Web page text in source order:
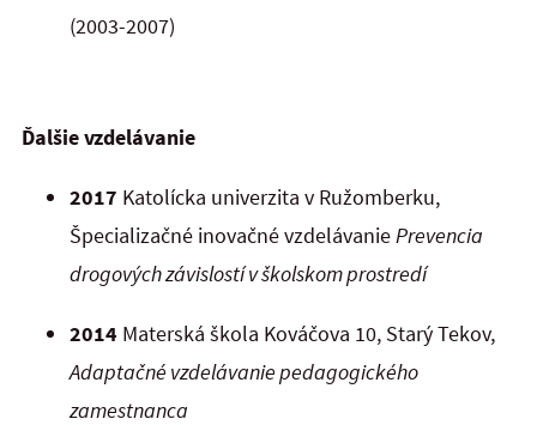
(2003-2007)
Ďalšie vzdelávanie
2017 Katolícka univerzita v Ružomberku,
Špecializačné inovačné vzdelávaniePrevencia
drogových závislostí v školskom prostredí
2014 Materská škola Kováčova 10, Starý Tekov,
Adaptačné vzdelávanie pedagogického
zamestnanca